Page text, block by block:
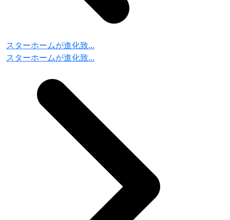
スターホームが進化致...
スターホームが進化致...